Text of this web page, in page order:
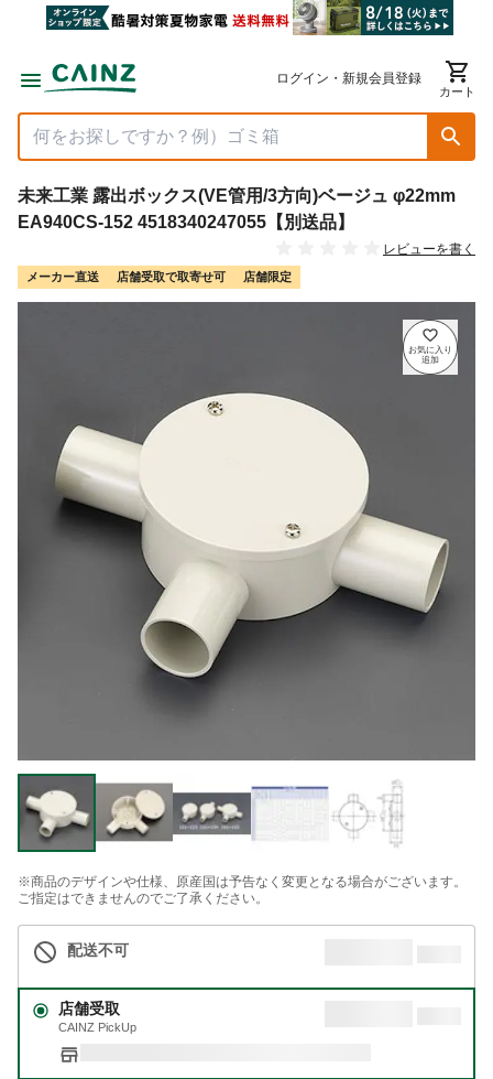
ログイン・新規会員登録
カート
未来工業 露出ボックス(VE管用/3方向)ベージュ φ22mm
EA940CS-152 4518340247055【別送品】
レビューを書く
メーカー直送 店舗受取で取寄せ可 店舗限定
※商品のデザインや仕様、原産国は予告なく変更となる場合がございます。
ご指定はできませんのでご了承ください。
配送不可
店舗受取
CAINZ PickUp